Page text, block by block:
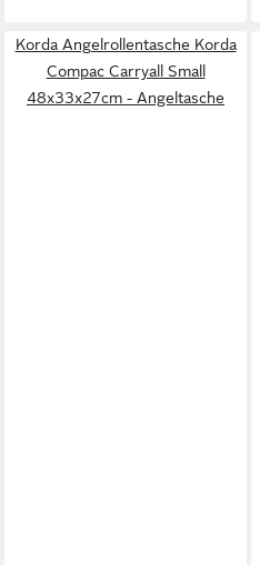
Korda Angelrollentasche Korda
Compac Carryall Small
48x33x27cm - Angeltasche